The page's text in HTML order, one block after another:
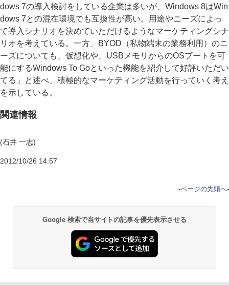
dows 7の導入検討をしている企業は多いが、Windows 8はWin
dows 7との混在環境でも互換性が高い。用途やニーズによっ
て導入シナリオを決めていただけるようなマーケティングシナ
リオを考えている。一方、BYOD（私物端末の業務利用）のニ
ーズについても、仮想化や、USBメモリからのOSブートを可
能にするWindows To Goといった機能を紹介して好評いただい
てる」と述べ、積極的なマーケティング活動を行っていく考え
を示している。
関連情報
(石井 一志)
2012/10/26 14:57
-ページの先頭へ-
Google 検索で当サイトの記事を優先表示させる